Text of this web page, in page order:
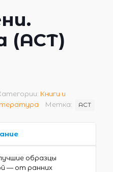
(АСТ)
Книги и
Метка: АСТ
образцы
— от ранних